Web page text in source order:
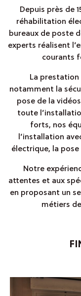
Depuis près de
réhabilitation
bureaux de poste
experts réalisent
courants
La
notamment la
pose de la
toute
forts, nos
l’installation
électrique, la
Notre
attentes et aux
en proposant un
métiers